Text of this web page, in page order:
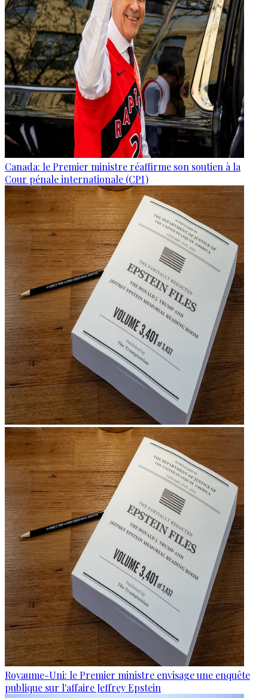
Canada: le Premier ministre réaffirme son soutien à la
Cour pénale internationale (CPI)
Royaume-Uni: le Premier ministre envisage une enquête
publique sur l'affaire Jeffrey Epstein